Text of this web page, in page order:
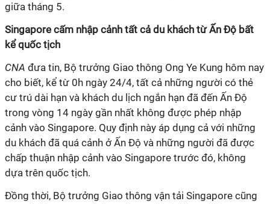
giữa tháng 5.
Singapore cấm nhập cảnh tất cả du khách từ Ấn Độ bất
kể quốc tịch
CNA đưa tin, Bộ trưởng Giao thông Ong Ye Kung hôm nay
cho biết, kể từ 0h ngày 24/4, tất cả những người có thẻ
cư trú dài hạn và khách du lịch ngắn hạn đã đến Ấn Độ
trong vòng 14 ngày gần nhất không được phép nhập
cảnh vào Singapore. Quy định này áp dụng cả với những
du khách đã quá cảnh ở Ấn Độ và những người đã được
chấp thuận nhập cảnh vào Singapore trước đó, không
dựa trên quốc tịch.
Đồng thời, Bộ trưởng Giao thông vận tải Singapore cũng